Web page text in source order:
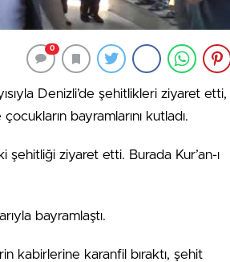
0
Denizli’de şehitlikleri ziyaret etti,
bayramlarını kutladı.
ziyaret etti. Burada Kur’an-ı
bayramlaştı.
kabirlerine karanfil bıraktı, şehit